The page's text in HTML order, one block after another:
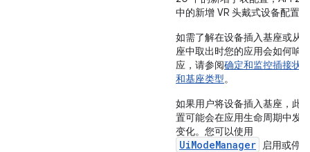
中的新增 VR 头戴式设备配置。
如需了解在设备插入基座或从
座中取出时您的应用会如何响
应，请参阅确定和监控插接状
和基座类型。
如果用户将设备插入基座，此
置可能会在应用生命周期中发
变化。您可以使用
UiModeManager
启用或停用